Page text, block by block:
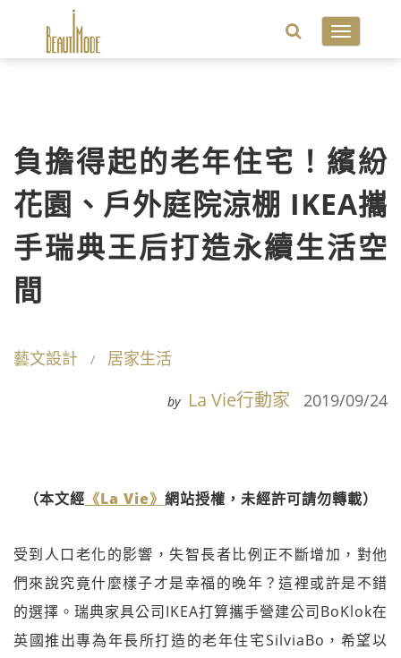
Toggle
負擔得起的老年住宅！繽紛
花園、戶外庭院涼棚 IKEA攜
手瑞典王后打造永續生活空
間
藝文設計 居家生活
by La Vie行動家 2019/09/24
（本文經 《La Vie》 網站授權，未經許可請勿轉載）
受到人口老化的影響，失智長者比例正不斷增加，對他
們來說究竟什麼樣子才是幸福的晚年？這裡或許是不錯
的選擇。瑞典家具公司IKEA打算攜手營建公司BoKlok在
英國推出專為年長所打造的老年住宅SilviaBo，希望以